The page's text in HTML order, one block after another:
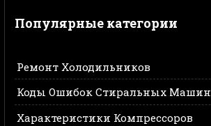
Популярные категории
Ремонт Холодильников
Коды Ошибок Стиральных Машин
Характеристики Компрессоров